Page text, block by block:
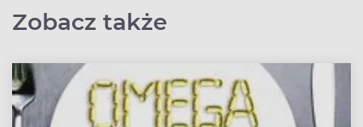
Zobacz także